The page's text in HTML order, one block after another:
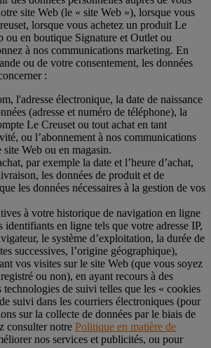
site Web (le « site Web »), lorsque vous
lorsque vous achetez un produit Le
ou en boutique Signature et Outlet ou
à nos communications marketing. En
ou de votre consentement, les données
:
l'adresse électronique, la date de naissance
(adresse et numéro de téléphone), la
Le Creuset ou tout achat en tant
ou l’abonnement à nos communications
Web ou en magasin.
par exemple la date et l’heure d’achat,
les données de produit et de
les données nécessaires à la gestion de vos
à votre historique de navigation en ligne
identifiants en ligne tels que votre adresse IP,
le système d’exploitation, la durée de
successives, l’origine géographique),
vos visites sur le site Web (que vous soyez
ou non), en ayant recours à des
technologies de suivi telles que les « cookies
suivi dans les courriers électroniques (pour
sur la collecte de données par le biais de
consulter notre Politique en matière de
nos services et publicités, ou pour